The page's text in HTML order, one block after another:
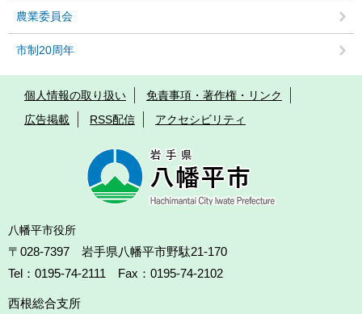
農業委員会
市制20周年
個人情報の取り扱い
免責事項・著作権・リンク
広告掲載
RSS配信 アクセシビリティ
八幡平市役所
〒028-7397 岩手県八幡平市野駄21-170
Tel：0195-74-2111 Fax：0195-74-2102
西根総合支所